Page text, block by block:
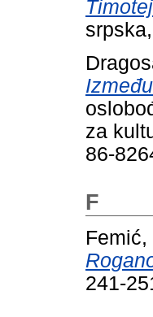
za
86-
F
Femić,
241-